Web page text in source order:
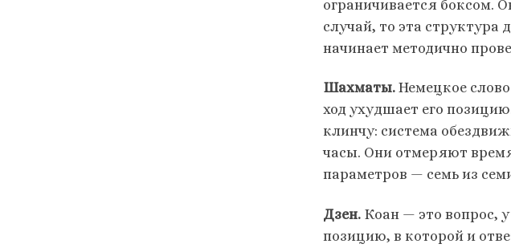
ограничивается боксом.
случай, то эта структура
начинает методично
Шахматы. Немецкое слово
ход ухудшает его
клинчу: система
часы. Они отмеряют
параметров — семь из
Дзен. Коан — это вопрос,
позицию, в которой и